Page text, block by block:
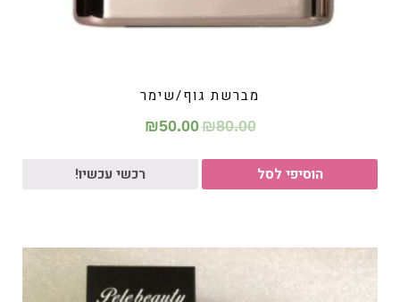
מברשת גוף/שימר
₪80.00
₪50.00
הוסיפי לסל רכשי עכשיו!